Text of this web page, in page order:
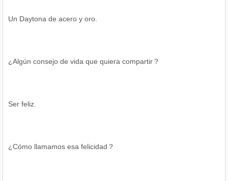
Un Daytona de acero y oro.
¿Algún consejo de vida que quiera compartir？
Ser feliz.
¿Cómo llamamos esa felicidad？